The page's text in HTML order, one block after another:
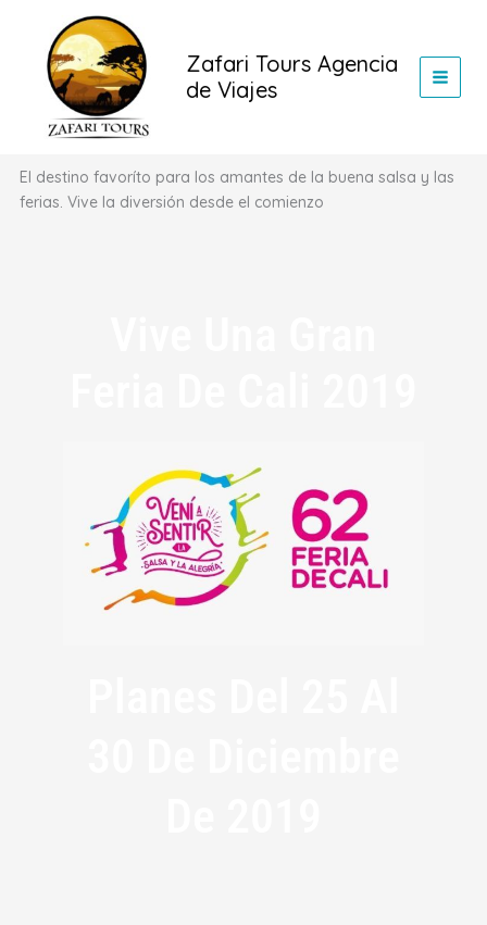
contenido
Zafari Tours Agencia
de Viajes
El destino favoríto para los amantes de la buena salsa y las
ferias. Vive la diversión desde el comienzo